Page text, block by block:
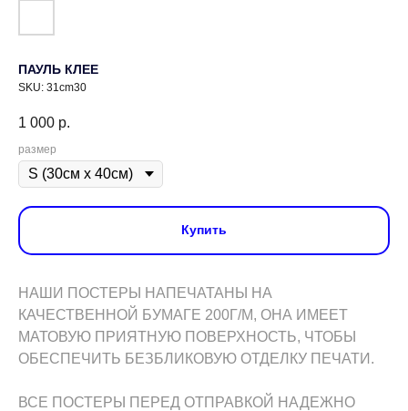
ПАУЛЬ КЛЕЕ
SKU: 31cm30
1 000 р.
размер
Купить
НАШИ ПОСТЕРЫ НАПЕЧАТАНЫ НА
КАЧЕСТВЕННОЙ БУМАГЕ 200Г/М, ОНА ИМЕЕТ
МАТОВУЮ ПРИЯТНУЮ ПОВЕРХНОСТЬ, ЧТОБЫ
ОБЕСПЕЧИТЬ БЕЗБЛИКОВУЮ ОТДЕЛКУ ПЕЧАТИ.
ВСЕ ПОСТЕРЫ ПЕРЕД ОТПРАВКОЙ НАДЕЖНО